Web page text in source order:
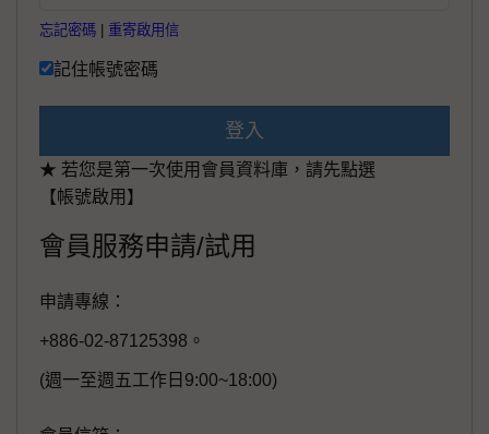
忘記密碼 重寄啟用信
記住帳號密碼
登入
★ 若您是第一次使用會員資料庫，請先點選
【帳號啟用】
會員服務申請/試用
申請專線：
+886-02-87125398。
(週一至週五工作日9:00~18:00)